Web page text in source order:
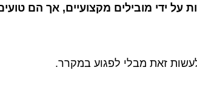
ידי מובילים מקצועיים, אך הם
זאת מבלי לפגוע במקרר.